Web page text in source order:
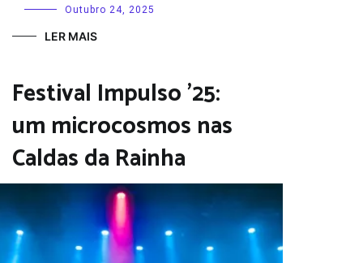
Outubro 24, 2025
LER MAIS
Festival Impulso ’25:
um microcosmos nas
Caldas da Rainha